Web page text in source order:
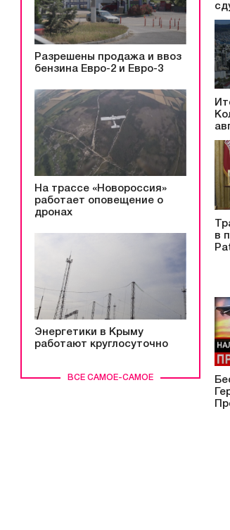
ВСЕ САМОЕ-САМОЕ
Разрешены продажа и ввоз
бензина Евро-2 и Евро-3
На трассе «Новороссия»
работает оповещение о
дронах
Энергетики в Крыму
работают круглосуточно
в